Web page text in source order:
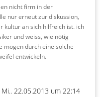
nicht firm in der
nur erneut zur diskussion,
kultur an sich hilfreich ist. ich
und weiss, wie nötig
mögen durch eine solche
entwickeln.
22.05.2013 um 22:14